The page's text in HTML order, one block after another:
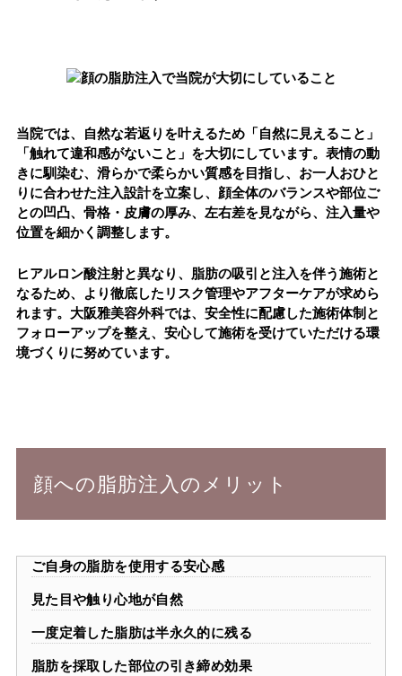
当院では、自然な若返りを叶えるため「 自然に見えること 」
「 触れて違和感がないこと 」を大切にしています。表情の動
きに馴染む、滑らかで柔らかい質感を目指し、 お一人おひと
りに合わせた注入設計を立案し、顔全体のバランスや部位ご
との凹凸、骨格・皮膚の厚み、左右差を見ながら、注入量や
位置を細かく調整します。
ヒアルロン酸注射と異なり、脂肪の吸引と注入を伴う施術と
なるため、より徹底したリスク管理やアフターケアが求めら
れます。大阪雅美容外科では、安全性に配慮した施術体制と
フォローアップを整え、安心して施術を受けていただける環
境づくりに努めています。
顔への脂肪注入のメリット
ご自身の脂肪を使用する安心感
見た目や触り心地が自然
一度定着した脂肪は半永久的に残る
脂肪を採取した部位の引き締め効果